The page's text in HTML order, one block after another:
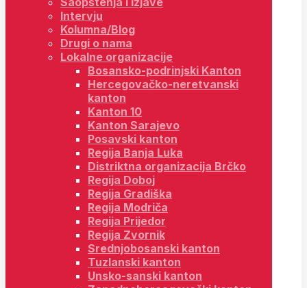
Intervju
Kolumna/Blog
Drugi o nama
Lokalne organizacije
Bosansko-podrinjski Kanton
Hercegovačko-neretvanski
kanton
Kanton 10
Kanton Sarajevo
Posavski kanton
Regija Banja Luka
Distriktna organizacija Brčko
Regija Doboj
Regija Gradiška
Regija Modriča
Regija Prijedor
Regija Zvornik
Srednjobosanski kanton
Tuzlanski kanton
Unsko-sanski kanton